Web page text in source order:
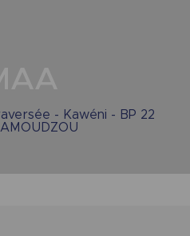
- Kawéni - BP 22